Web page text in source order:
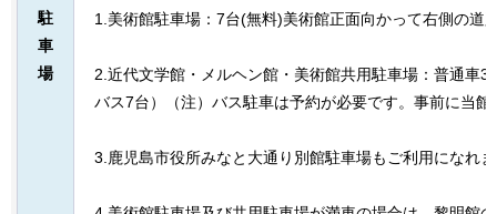
駐
車
場
1.美術館駐車場：7台(無料)美術館正面向かって右側の道
2.近代文学館・メルヘン館・美術館共用駐車場：普通車
バス7台）（注）バス駐車は予約が必要です。事前に当
3.鹿児島市役所みなと大通り別館駐車場もご利用になれ